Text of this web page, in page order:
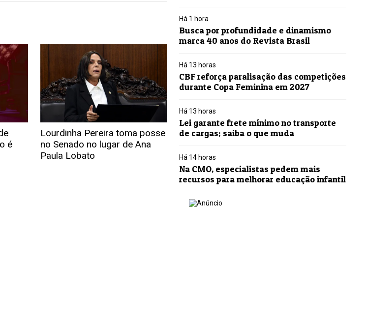
é
Lourdinha Pereira toma posse
no Senado no lugar de Ana
Paula Lobato
Há 1 hora
Busca por profundidade e dinamismo
marca 40 anos do Revista Brasil
Há 13 horas
CBF reforça paralisação das competições
durante Copa Feminina em 2027
Há 13 horas
Lei garante frete mínimo no transporte
de cargas; saiba o que muda
Há 14 horas
Na CMO, especialistas pedem mais
recursos para melhorar educação infantil